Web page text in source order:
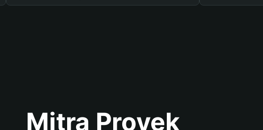
Mitra Proyek